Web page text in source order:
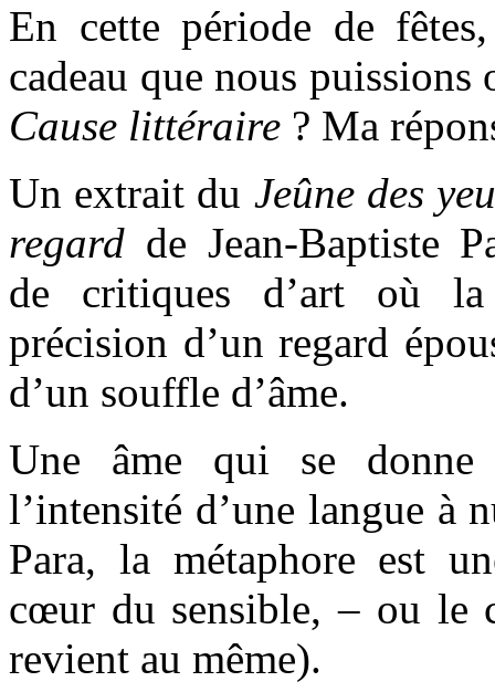
En cette période de
cadeau que nous
Cause littéraire ? Ma
Un extrait du Jeûne des
regard de Jean-Baptiste
de critiques d’art où la
précision d’un regard
d’un souffle d’âme.
Une âme qui se
l’intensité d’une langue à
Para, la métaphore est
cœur du sensible, – ou le
revient au même).